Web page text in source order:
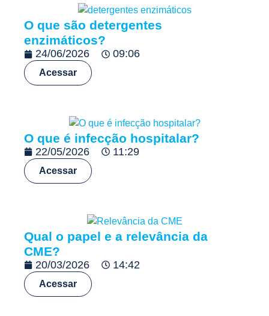
O que são detergentes
enzimáticos?
24/06/2026 09:06
Acessar
O que é infecção hospitalar?
22/05/2026 11:29
Acessar
Qual o papel e a relevância da
CME?
20/03/2026 14:42
Acessar